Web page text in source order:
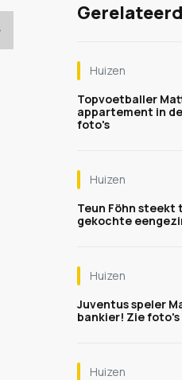
Huizen
Topvoetballer
appartement in
foto's
Huizen
Teun Föhn steekt
gekochte
Huizen
Juventus speler
bankier! Zie foto's
Huizen